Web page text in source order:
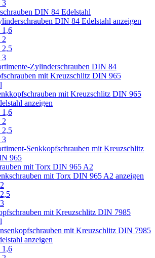
3
DIN 84 Edelstahl
DIN 84 Edelstahl anzeigen
1,6
2
2,5
3
Zylinderschrauben DIN 84
mit Kreuzschlitz DIN 965
mit Kreuzschlitz DIN 965
anzeigen
1,6
2
2,5
3
Senkkopfschrauben mit Kreuzschlitz
965
mit Torx DIN 965 A2
mit Torx DIN 965 A2 anzeigen
mit Kreuzschlitz DIN 7985
mit Kreuzschlitz DIN 7985
anzeigen
1,6